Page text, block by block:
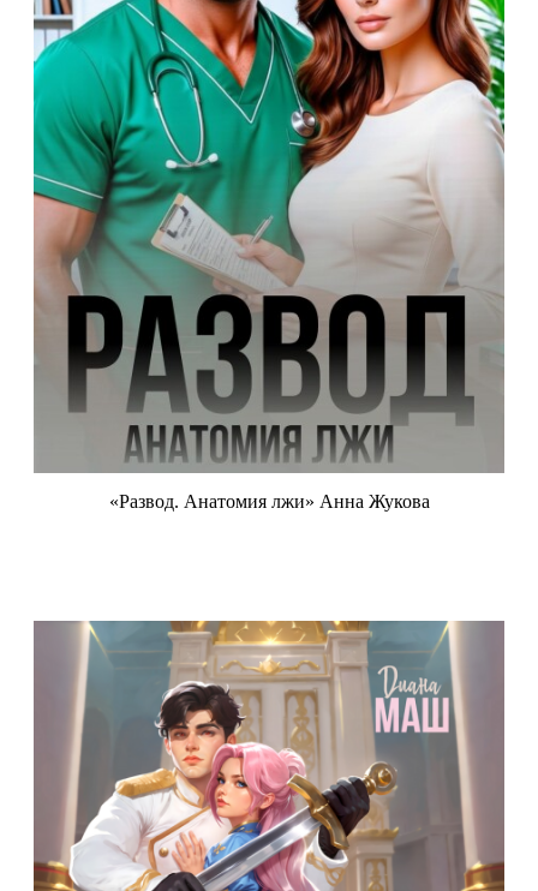
«Развод. Анатомия лжи» Анна Жукова